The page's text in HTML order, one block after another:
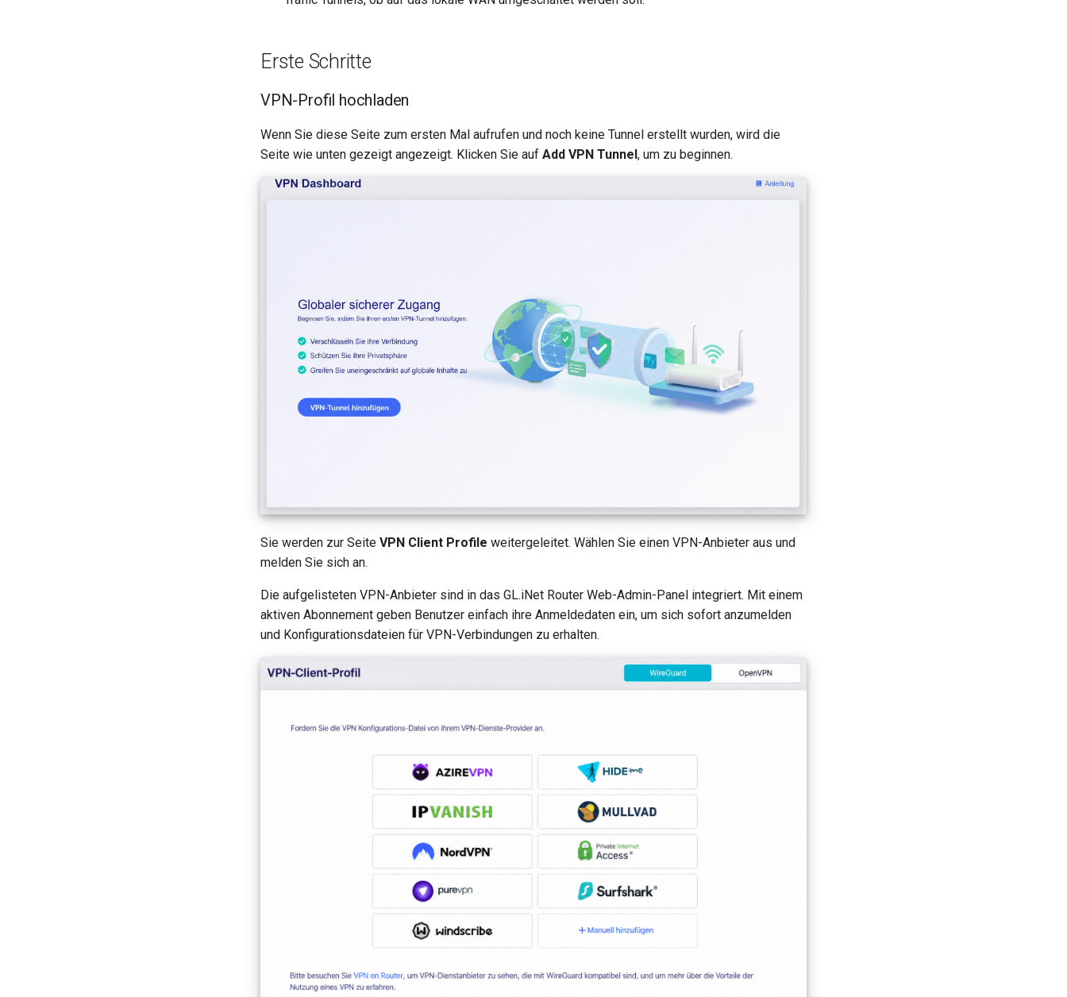
Erste Schritte
VPN-Profil hochladen
Wenn Sie diese Seite zum ersten Mal aufrufen und noch keine Tunnel erstellt wurden, wird die
Seite wie unten gezeigt angezeigt. Klicken Sie auf Add VPN Tunnel, um zu beginnen.
Sie werden zur Seite VPN Client Profile weitergeleitet. Wählen Sie einen VPN-Anbieter aus und
melden Sie sich an.
Die aufgelisteten VPN-Anbieter sind in das GL.iNet Router Web-Admin-Panel integriert. Mit einem
aktiven Abonnement geben Benutzer einfach ihre Anmeldedaten ein, um sich sofort anzumelden
und Konfigurationsdateien für VPN-Verbindungen zu erhalten.